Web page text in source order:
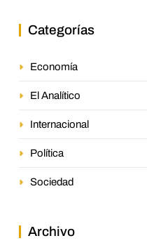
Categorías
Economía
El Analítico
Internacional
Política
Sociedad
Archivo